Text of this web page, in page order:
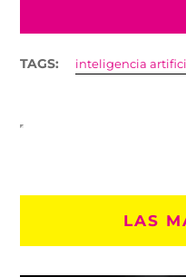
TAGS: inteligencia
LAS